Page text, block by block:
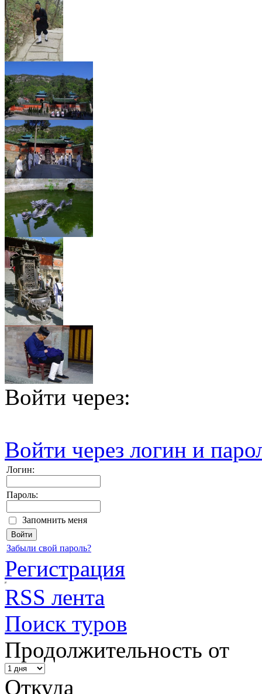
Войти через:
Войти через логин и
Логин:
Пароль:
Запомнить меня
Забыли свой пароль?
Регистрация
RSS лента
Поиск туров
Продолжительность от
Откуда